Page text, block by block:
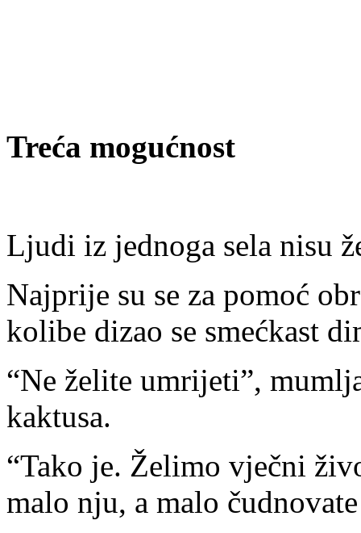
Treća mogućnost
Ljudi iz jednoga sela nisu
Najprije su se za pomoć
kolibe dizao se smećkast
“Ne želite umrijeti”,
kaktusa.
“Tako je. Želimo vječni
malo nju, a malo